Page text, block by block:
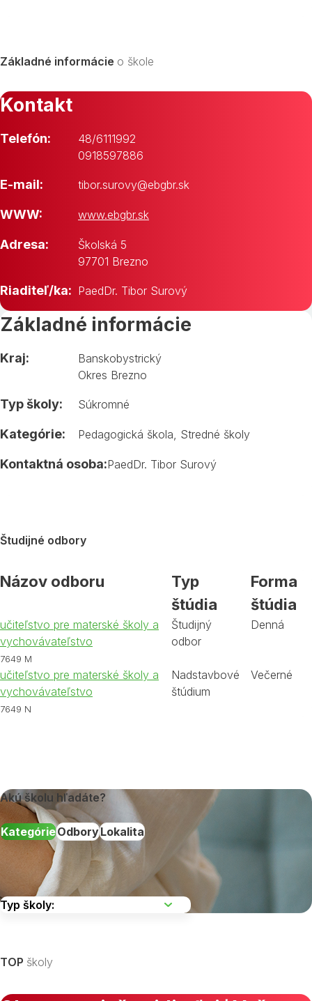
Základné informácie o škole
Kontakt
Telefón:
48/6111992
0918597886
E-mail: tibor.surovy@ebgbr.sk
WWW: www.ebgbr.sk
Adresa:
Školská 5
97701 Brezno
Riaditeľ/ka: PaedDr. Tibor Surový
Základné informácie
Kraj:
Banskobystrický
Okres Brezno
Typ školy: Súkromné
Kategórie: Pedagogická škola, Stredné školy
Kontaktná osoba:PaedDr. Tibor Surový
Študijné odbory
Názov odboru
Typ
štúdia
Forma
štúdia
učiteľstvo pre materské školy a
vychovávateľstvo
7649 M
Študijný
odbor
Denná
učiteľstvo pre materské školy a
vychovávateľstvo
7649 N
Nadstavbové
štúdium
Večerné
Akú školu hľadáte?
KategórieOdboryLokalita
TOP školy